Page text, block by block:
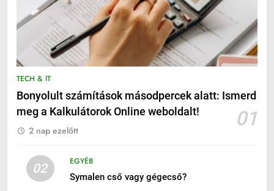
TECH & IT
Bonyolult számítások másodpercek alatt: Ismerd
meg a Kalkulátorok Online weboldalt!
01
2 nap ezelőtt
02
EGYÉB
Symalen cső vagy gégecső?